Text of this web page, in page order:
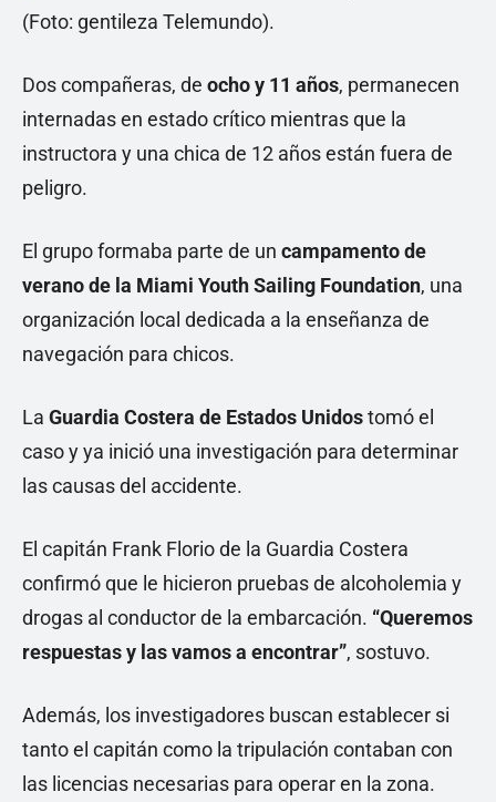
Dos compañeras, de ocho y 11 años, permanecen
internadas en estado crítico mientras que la
instructora y una chica de 12 años están fuera de
peligro.
El grupo formaba parte de un campamento de
verano de la Miami Youth Sailing Foundation, una
organización local dedicada a la enseñanza de
navegación para chicos.
La Guardia Costera de Estados Unidostomó el
caso y ya inició una investigación para determinar
las causas del accidente.
El capitán Frank Florio de la Guardia Costera
confirmó que le hicieron pruebas de alcoholemia y
drogas al conductor de la embarcación. “Queremos
respuestas y las vamos a encontrar”, sostuvo.
Además, los investigadores buscan establecer si
tanto el capitán como la tripulación contaban con
las licencias necesarias para operar en la zona.